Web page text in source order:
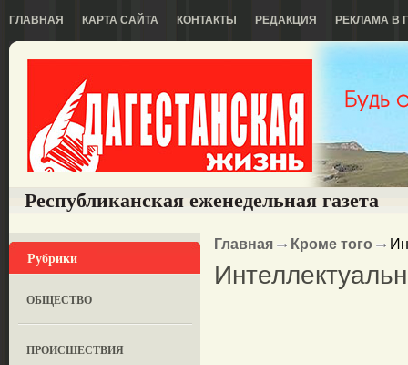
ГЛАВНАЯ КАРТА САЙТА КОНТАКТЫ РЕДАКЦИЯ РЕКЛАМА В
Республиканская еженедельная газета
Рубрики
ОБЩЕСТВО
ПРОИСШЕСТВИЯ
Главная Кроме того